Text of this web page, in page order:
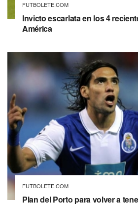
FUTBOLETE.COM
Invicto escarlata en los 4
América
FUTBOLETE.COM
Plan del Porto para volver a